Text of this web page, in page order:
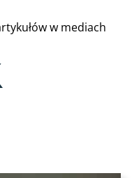
w mediach